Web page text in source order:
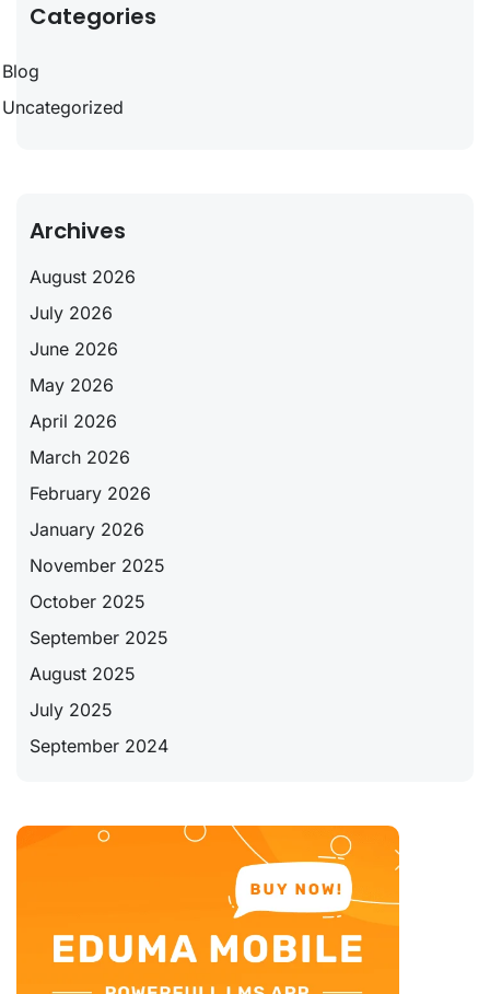
Categories
Blog
Uncategorized
Archives
August 2026
July 2026
June 2026
May 2026
April 2026
March 2026
February 2026
January 2026
November 2025
October 2025
September 2025
August 2025
July 2025
September 2024